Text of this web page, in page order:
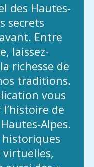
des Hautes-
secrets
Entre
laissez-
richesse de
traditions.
vous
de
Alpes.
historiques
virtuelles,